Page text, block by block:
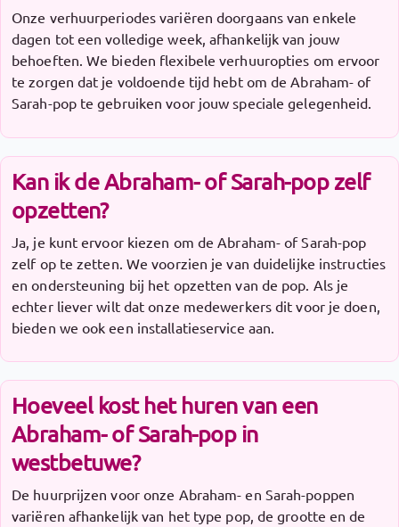
Onze verhuurperiodes variëren doorgaans van enkele
dagen tot een volledige week, afhankelijk van jouw
behoeften. We bieden flexibele verhuuropties om ervoor
te zorgen dat je voldoende tijd hebt om de Abraham- of
Sarah-pop te gebruiken voor jouw speciale gelegenheid.
Kan ik de Abraham- of Sarah-pop zelf
opzetten?
Ja, je kunt ervoor kiezen om de Abraham- of Sarah-pop
zelf op te zetten. We voorzien je van duidelijke instructies
en ondersteuning bij het opzetten van de pop. Als je
echter liever wilt dat onze medewerkers dit voor je doen,
bieden we ook een installatieservice aan.
Hoeveel kost het huren van een
Abraham- of Sarah-pop in
westbetuwe?
De huurprijzen voor onze Abraham- en Sarah-poppen
variëren afhankelijk van het type pop, de grootte en de